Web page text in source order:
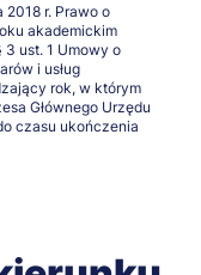
r. Prawo o
akademickim
ust. 1 Umowy o
i usług
rok, w którym
Głównego Urzędu
czasu ukończenia